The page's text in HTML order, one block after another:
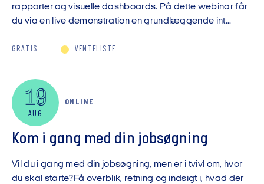
rapporter og visuelle dashboards. På dette webinar får
du via en live demonstration en grundlæggende int...
GRATIS VENTELISTE
19
AUG
ONLINE
Kom i gang med din jobsøgning
Vil du i gang med din jobsøgning, men er i tvivl om, hvor
du skal starte?Få overblik, retning og indsigt i, hvad der